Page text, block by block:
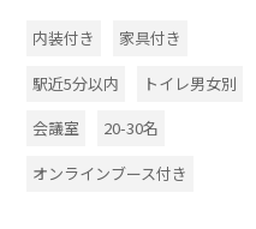
内装付き
家具付き
駅近5分以内
トイレ男女別
会議室
20-30名
オンラインブース付き